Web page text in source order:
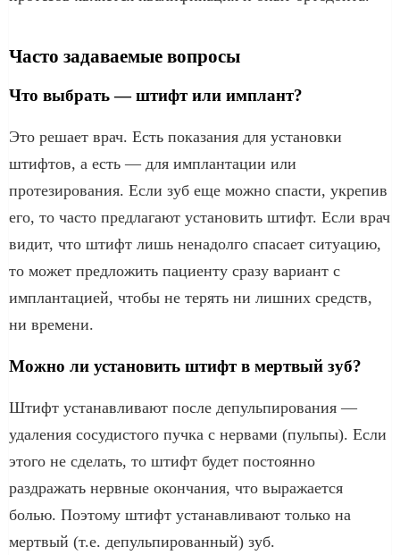
Часто задаваемые вопросы
Что выбрать — штифт или имплант?
Это решает врач. Есть показания для установки
штифтов, а есть — для имплантации или
протезирования. Если зуб еще можно спасти, укрепив
его, то часто предлагают установить штифт. Если врач
видит, что штифт лишь ненадолго спасает ситуацию,
то может предложить пациенту сразу вариант с
имплантацией, чтобы не терять ни лишних средств,
ни времени.
Можно ли установить штифт в мертвый зуб?
Штифт устанавливают после депульпирования —
удаления сосудистого пучка с нервами (пульпы). Если
этого не сделать, то штифт будет постоянно
раздражать нервные окончания, что выражается
болью. Поэтому штифт устанавливают только на
мертвый (т.е. депульпированный) зуб.